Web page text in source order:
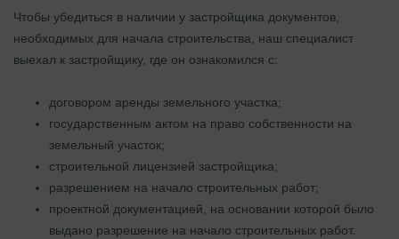
Чтобы убедиться в наличии у застройщика документов,
необходимых для начала строительства, наш специалист
выехал к застройщику, где он ознакомился с:
договором аренды земельного участка;
государственным актом на право собственности на
земельный участок;
строительной лицензией застройщика;
разрешением на начало строительных работ;
проектной документацией, на основании которой было
выдано разрешение на начало строительных работ.